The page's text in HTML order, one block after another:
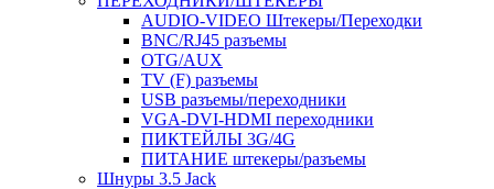
AUDIO-VIDEO Штекеры/Переходки
BNC/RJ45 разъемы
OTG/AUX
TV (F) разъемы
USB разъемы/переходники
VGA-DVI-HDMI переходники
ПИКТЕЙЛЫ 3G/4G
ПИТАНИЕ штекеры/разъемы
Шнуры 3.5 Jack